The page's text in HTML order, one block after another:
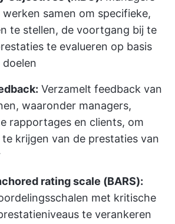
samen om specifieke,
te stellen, de voortgang bij te
te evalueren op basis
Verzamelt feedback van
waaronder managers,
rapportages en clients, om
krijgen van de prestaties van
rating scale (BARS):
met kritische
te verankeren